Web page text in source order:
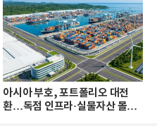
아시아 부호, 포트폴리오 대전
환…독점 인프라·실물자산 몰린